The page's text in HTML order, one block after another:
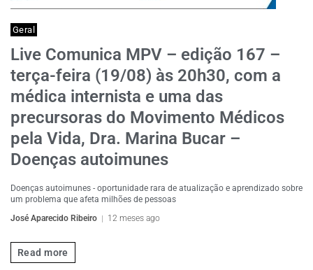
Geral
Live Comunica MPV – edição 167 –
terça-feira (19/08) às 20h30, com a
médica internista e uma das
precursoras do Movimento Médicos
pela Vida, Dra. Marina Bucar –
Doenças autoimunes
Doenças autoimunes - oportunidade rara de atualização e aprendizado sobre
um problema que afeta milhões de pessoas
José Aparecido Ribeiro
12 meses ago
Read more